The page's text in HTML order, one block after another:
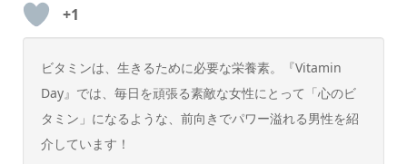
+1
ビタミンは、生きるために必要な栄養素。『Vitamin
Day』では、毎日を頑張る素敵な女性にとって「心のビ
タミン」になるような、前向きでパワー溢れる男性を紹
介しています！